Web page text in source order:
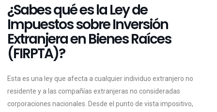
¿Sabes qué es la Ley de
Impuestos sobre Inversión
Extranjera en Bienes Raíces
(FIRPTA)?
Esta es una ley que afecta a cualquier individuo extranjero no
residente y a las compañías extranjeras no consideradas
corporaciones nacionales. Desde el punto de vista impositivo,